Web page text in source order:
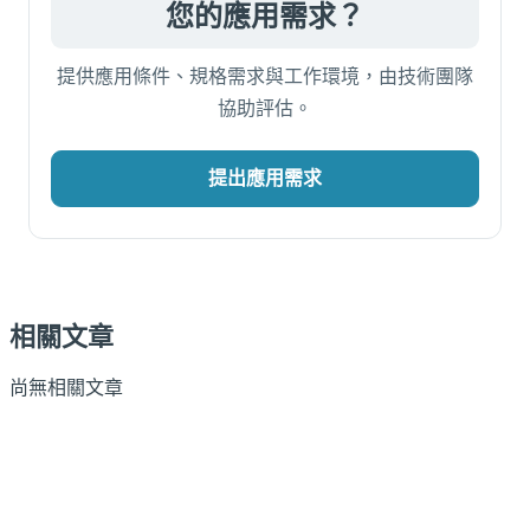
您的應用需求？
提供應用條件、規格需求與工作環境，由技術團隊
協助評估。
提出應用需求
相關文章
尚無相關文章